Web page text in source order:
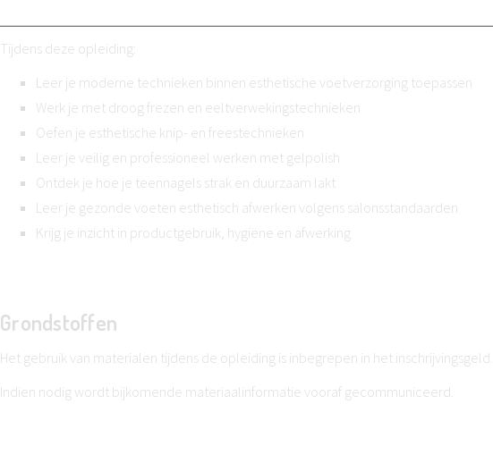
Tijdens deze opleiding:
Leer je moderne technieken binnen esthetische voetverzorging toepassen
Werk je met droog frezen en eeltverwekingstechnieken
Oefen je esthetische knip- en freestechnieken
Leer je veilig en professioneel werken met gelpolish
Ontdek je hoe je teennagels strak en duurzaam lakt
Leer je gezonde voeten esthetisch afwerken volgens salonsstandaarden
Krijg je inzicht in productgebruik, hygiëne en afwerking
Grondstoffen
Het gebruik van materialen tijdens de opleiding is inbegrepen in het inschrijvingsgeld.
Indien nodig wordt bijkomende materiaalinformatie vooraf gecommuniceerd.